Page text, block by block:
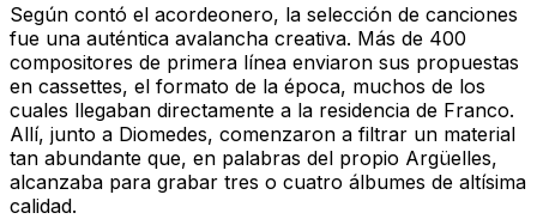
Según contó el acordeonero, la selección de canciones
fue una auténtica avalancha creativa. Más de 400
compositores de primera línea enviaron sus propuestas
en cassettes, el formato de la época, muchos de los
cuales llegaban directamente a la residencia de Franco.
Allí, junto a Diomedes, comenzaron a filtrar un material
tan abundante que, en palabras del propio Argüelles,
alcanzaba para grabar tres o cuatro álbumes de altísima
calidad.